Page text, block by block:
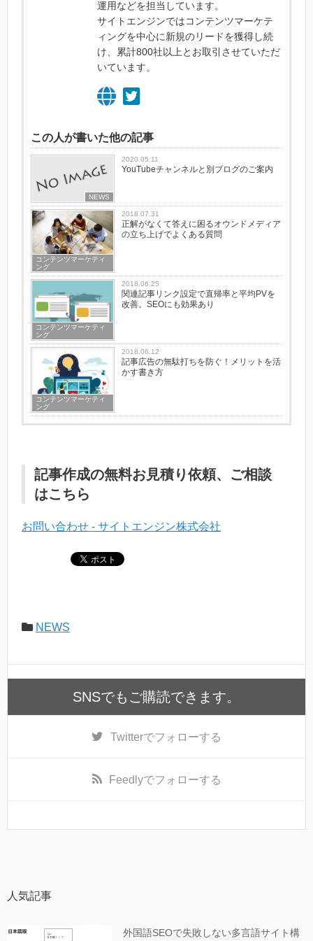
運用などを担当しています。
サイトエンジンではコンテンツマーケテ
ィングを中心に新規のリードを獲得し続
け、累計800社以上とお取引させていただ
いています。
この人が書いた他の記事
NEWS
2020.05.11
YouTubeチャンネルと別ブログのご案内
コンテンツマーケティ
ング
2018.07.31
正解がなくて答えに困るオウンドメディア
の立ち上げでよくある質問
コンテンツマーケティ
ング
2018.06.25
関連記事リンク設定で直帰率と平均PVを
改善。SEOにも効果あり
コンテンツマーケティ
ング
2018.06.12
記事広告の無駄打ちを防ぐ！メリットを活
かす書き方
記事作成の無料お見積り依頼、ご相談
はこちら
お問い合わせ - サイトエンジン株式会社
NEWS
SNSでもご購読できます。
Twitterでフォローする
Feedlyでフォローする
人気記事
外国語SEOで失敗しない多言語サイト構